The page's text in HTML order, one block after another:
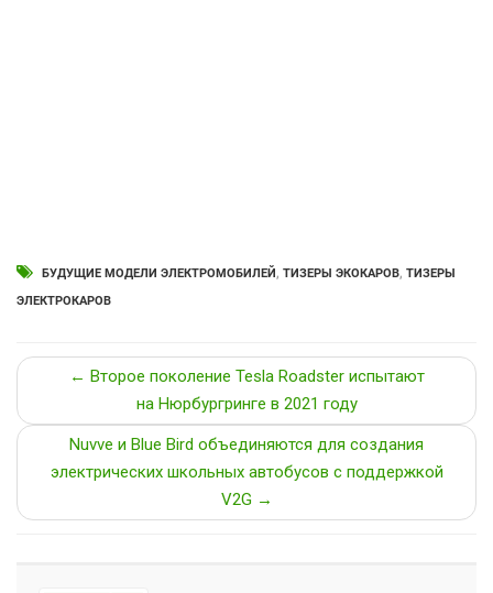
БУДУЩИЕ МОДЕЛИ ЭЛЕКТРОМОБИЛЕЙ, ТИЗЕРЫ ЭКОКАРОВ, ТИЗЕРЫ
ЭЛЕКТРОКАРОВ
← Второе поколение Tesla Roadster испытают
на Нюрбургринге в 2021 году
Nuvve и Blue Bird объединяются для создания
электрических школьных автобусов с поддержкой
V2G →